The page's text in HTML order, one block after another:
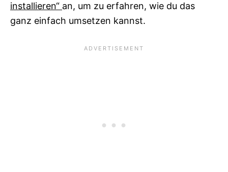
installieren“ an, um zu erfahren, wie du das
ganz einfach umsetzen kannst.